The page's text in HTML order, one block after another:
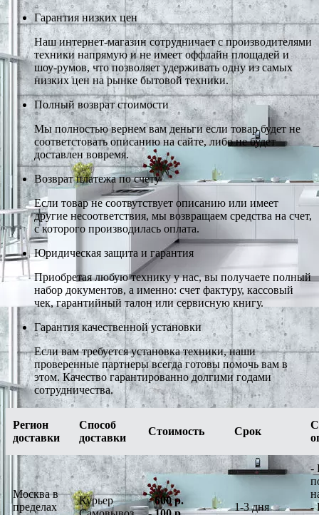
Гарантия низких цен
Наш интернет-магазин сотрудничает с производителями
техники напрямую и не имеет оффлайн площадей и
шоу-румов, что позволяет удерживать одну из самых
низких цен на рынке бытовой техники.
Полный возврат стоимости
Мы полностью вернем вам деньги если товар будет не
соответстовать описанию на сайте, либо не будет
доставлен вовремя.
Возврат платежа по счету
Если товар не соотвутствует описанию или имеет
другие несоответствия, мы возвращаем средства на счет,
с которого производилась оплата.
Юридическая защита и гарантия
Приобретая любую технику у нас, вы получаете полный
набор документов, а именно: счет фактуру, кассовый
чек, гарантийный талон или сервисную книгу.
Гарантия качественной установки
Если вам требуется установка техники, наши
проверенные партнеры всегда готовы помочь вам в
этом. Качество гарантированно долгими годами
сотрудничества.
Регион
доставки
Способ
доставки
Стоимость Срок
Москва в
пределах
Курьер
-600 р.
1-3 дня
-
-